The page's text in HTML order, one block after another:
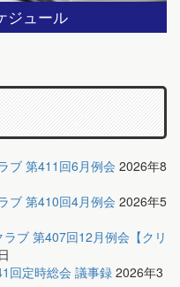
ジュール
ブ 第411回6月例会 2026年8
ブ 第410回4月例会 2026年5
ブ 第407回12月例会【クリ
回定時総会 議事録 2026年3